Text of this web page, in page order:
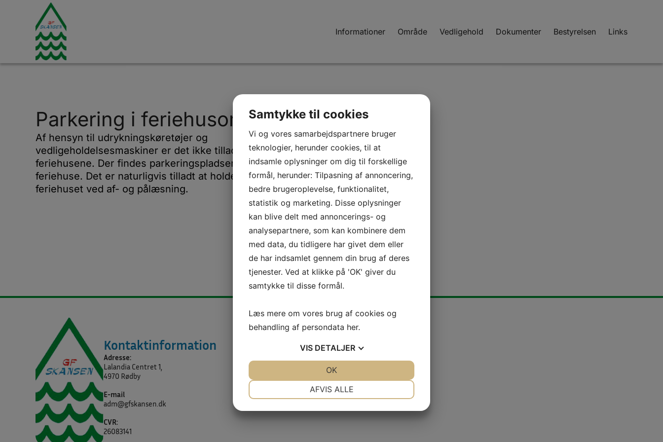
Informationer Område Vedligehold Dokumenter Bestyrelsen Links
Parkering i feriehusområdet
Af hensyn til udrykningskøretøjer og
vedligeholdelsesmaskiner er det ikke tilladt at parkere ved
feriehusene. Der findes parkeringspladser tæt på alle
feriehuse. Det er naturligvis tilladt at holde midlertidigt ved
feriehuset ved af- og pålæsning.
Kontaktinformation
Adresse:
Lalandia Centret 1,
4970 Rødby
E-mail
adm@gfskansen.dk
CVR:
26083141
Kontakt os
Samtykke til cookies
Vi og vores samarbejdspartnere bruger
teknologier, herunder cookies, til at
indsamle oplysninger om dig til forskellige
formål, herunder: Tilpasning af annoncering,
bedre brugeroplevelse, funktionalitet,
statistik og marketing. Disse oplysninger
kan blive delt med annoncerings- og
analysepartnere, som kan kombinere dem
med data, du tidligere har givet dem eller
de har indsamlet gennem din brug af deres
tjenester. Ved at klikke på 'OK' giver du
samtykke til disse formål.
Læs mere om vores brug af cookies og
behandling af persondata her.
VIS DETALJER
AFVIS ALLE
OK